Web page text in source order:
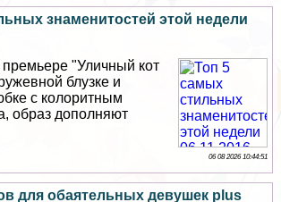
знаменитостей этой недели
"Уличный кот
блузке и
с колоритным
образ дополняют
06 08 2026 10:44:51
для обаятельных дeвyшек plus